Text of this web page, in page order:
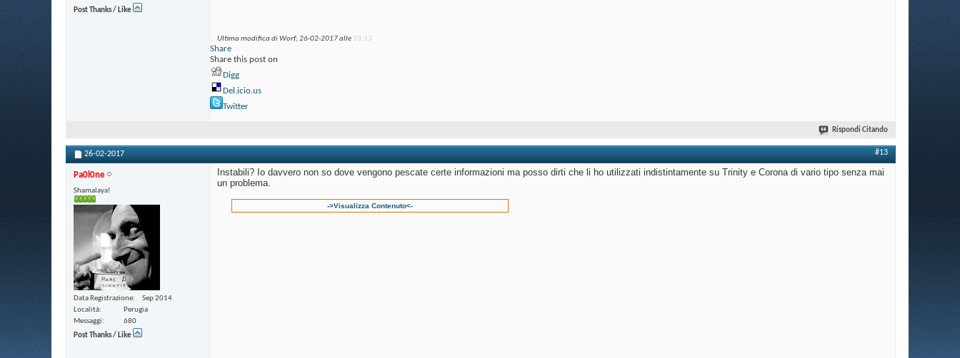
Post Thanks / Like
Ultima modifica di Worf; 26-02-2017 alle 13:13
Share
Share this post on
Digg
Del.icio.us
Twitter
Rispondi Citando
26-02-2017 #13
Pa0l0ne
Shamalaya!
Data Registrazione
Sep 2014
Località
Perugia
Messaggi
680
Post Thanks / Like
Instabili? Io davvero non so dove vengono pescate certe informazioni ma posso dirti che li ho utilizzati indistintamente su Trinity e Corona di vario tipo senza mai
un problema.
->Visualizza Contenuto<-